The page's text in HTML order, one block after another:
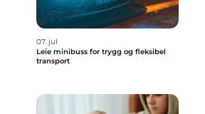
07. jul
Leie minibuss for trygg og fleksibel
transport